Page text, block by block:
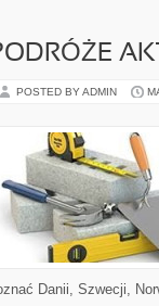
POSTED BY ADMIN
Danii, Szwecji,